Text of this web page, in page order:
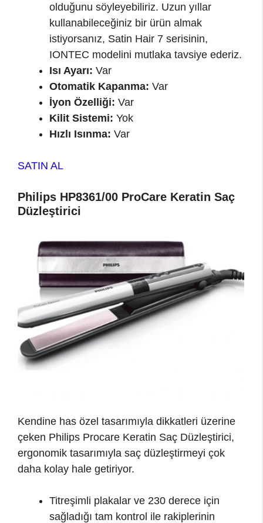
olduğunu söyleyebiliriz. Uzun yıllar
kullanabileceğiniz bir ürün almak
istiyorsanız, Satin Hair 7 serisinin,
IONTEC modelini mutlaka tavsiye ederiz.
Isı Ayarı: Var
Otomatik Kapanma: Var
İyon Özelliği: Var
Kilit Sistemi: Yok
Hızlı Isınma: Var
SATIN AL
Philips HP8361/00 ProCare Keratin Saç
Düzleştirici
Kendine has özel tasarımıyla dikkatleri üzerine
çeken Philips Procare Keratin Saç Düzleştirici,
ergonomik tasarımıyla saç düzleştirmeyi çok
daha kolay hale getiriyor.
Titreşimli plakalar ve 230 derece için
sağladığı tam kontrol ile rakiplerinin